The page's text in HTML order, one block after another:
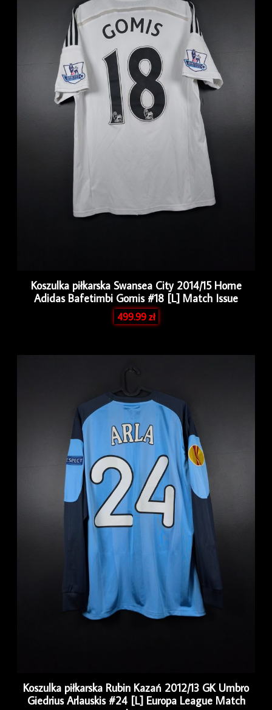
Koszulka piłkarska Swansea City 2014/15 Home
Adidas Bafetimbi Gomis #18 [L] Match Issue
499.99zł
Koszulka piłkarska Rubin Kazań 2012/13 GK Umbro
Giedrius Arlauskis #24 [L] Europa League Match